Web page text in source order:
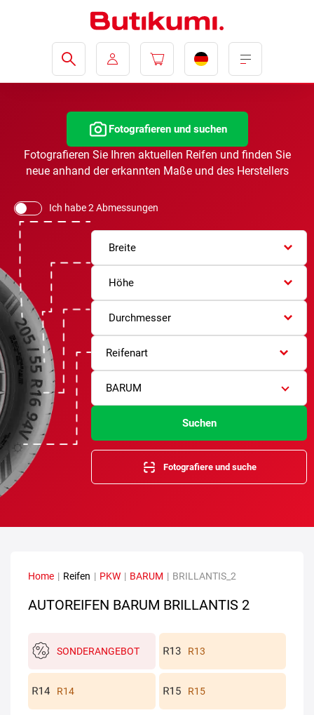
Fotografieren und suchen
Fotografieren Sie Ihren aktuellen Reifen und finden Sie
neue anhand der erkannten Maße und des Herstellers
Ich habe 2 Abmessungen
Breite
Höhe
Durchmesser
Reifenart
BARUM
Suchen
Fotografiere und suche
Home | Reifen | PKW | BARUM | BRILLANTIS_2
AUTOREIFEN BARUM BRILLANTIS 2
SONDERANGEBOT R13
R14 R15